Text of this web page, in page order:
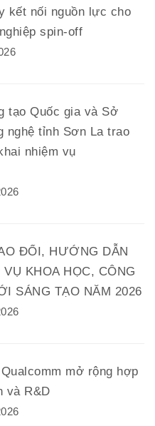
kết nối nguồn lực cho
spin-off
tạo Quốc gia và Sở
nghệ tỉnh Sơn La trao
nhiệm vụ
ĐỔI, HƯỚNG DẪN
KHOA HỌC, CÔNG
SÁNG TẠO NĂM 2026
mở rộng hợp
và R&D